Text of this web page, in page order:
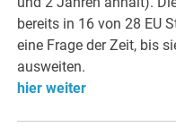
bereits in 16 von 28 EU
eine Frage der Zeit, bis
ausweiten.
hier weiter